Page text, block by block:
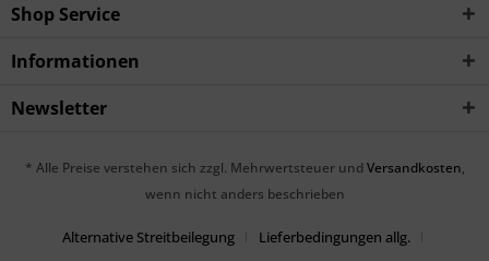
Shop Service
Informationen
Newsletter
* Alle Preise verstehen sich zzgl. Mehrwertsteuer und Versandkosten,
wenn nicht anders beschrieben
Alternative Streitbeilegung
Lieferbedingungen allg.